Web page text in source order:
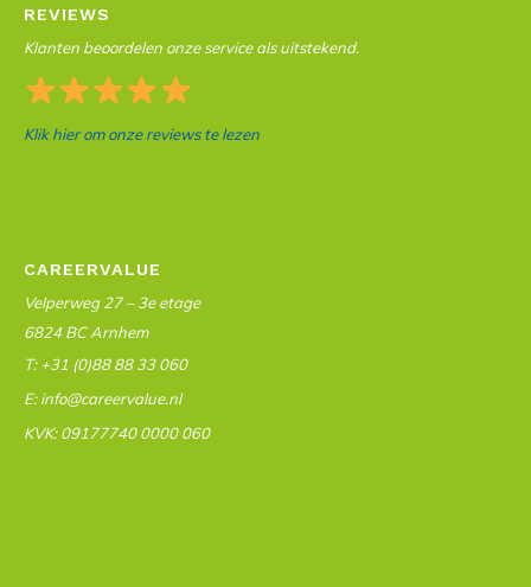
REVIEWS
Klanten beoordelen onze service als uitstekend.
Klik hier om onze reviews te lezen
CAREERVALUE
Velperweg 27 – 3e etage
6824 BC Arnhem
T: +31 (0)88 88 33 060
E: info@careervalue.nl
KVK: 09177740 0000 060